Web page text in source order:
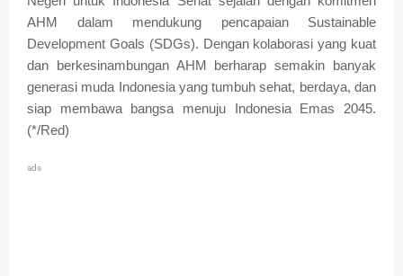
AHM dalam mendukung pencapaian Sustainable
Development Goals (SDGs). Dengan kolaborasi yang kuat
dan berkesinambungan AHM berharap semakin banyak
generasi muda Indonesia yang tumbuh sehat, berdaya, dan
siap membawa bangsa menuju Indonesia Emas 2045.
(*/Red)
ads